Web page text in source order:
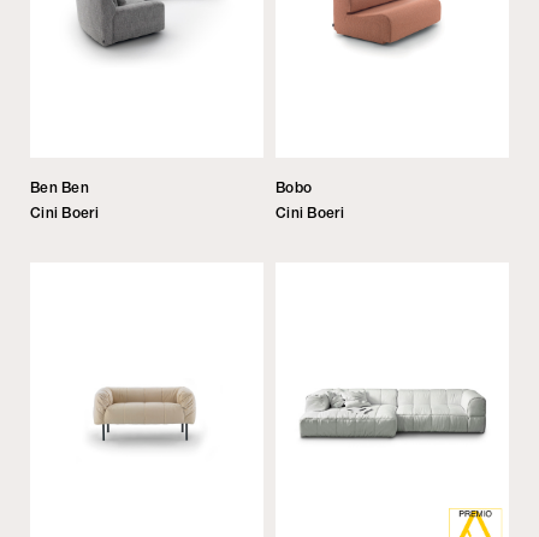
Ben Ben
Cini Boeri
Bobo
Cini Boeri